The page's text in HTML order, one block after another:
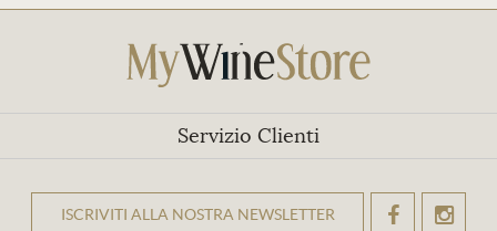
Servizio Clienti
ISCRIVITI ALLA NOSTRA NEWSLETTEROK